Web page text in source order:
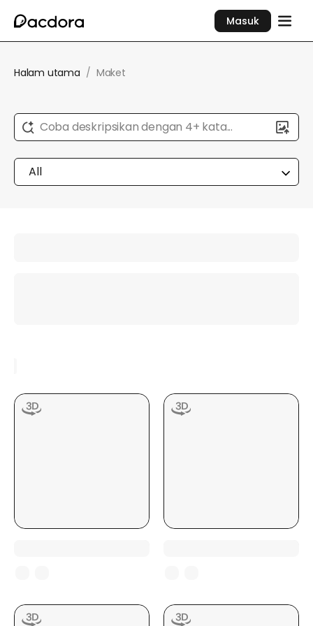
Masuk
Halam utama / Maket
Coba deskripsikan dengan 4+ kata...
All